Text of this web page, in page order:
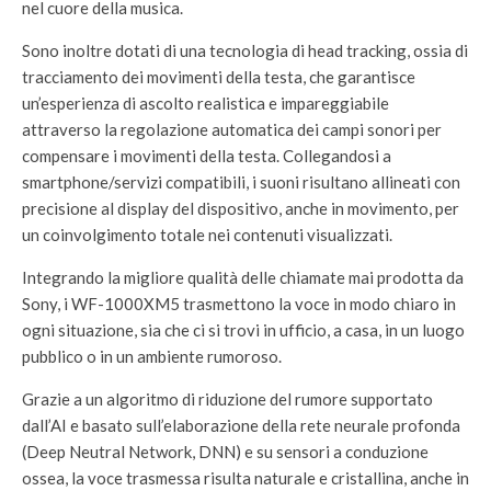
nel cuore della musica.
Sono inoltre dotati di una tecnologia di head tracking, ossia di
tracciamento dei movimenti della testa, che garantisce
un’esperienza di ascolto realistica e impareggiabile
attraverso la regolazione automatica dei campi sonori per
compensare i movimenti della testa. Collegandosi a
smartphone/servizi compatibili, i suoni risultano allineati con
precisione al display del dispositivo, anche in movimento, per
un coinvolgimento totale nei contenuti visualizzati.
Integrando la migliore qualità delle chiamate mai prodotta da
Sony, i WF-1000XM5 trasmettono la voce in modo chiaro in
ogni situazione, sia che ci si trovi in ufficio, a casa, in un luogo
pubblico o in un ambiente rumoroso.
Grazie a un algoritmo di riduzione del rumore supportato
dall’AI e basato sull’elaborazione della rete neurale profonda
(Deep Neutral Network, DNN) e su sensori a conduzione
ossea, la voce trasmessa risulta naturale e cristallina, anche in